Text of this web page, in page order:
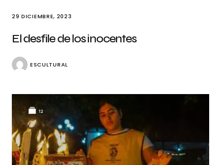
29 DICIEMBRE, 2023
El desfile de los inocentes
ESCULTURAL
12